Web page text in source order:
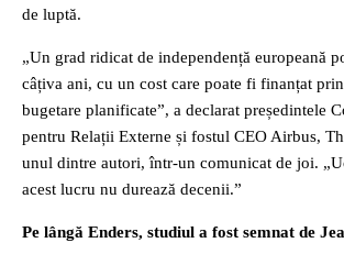
de luptă.
„Un grad ridicat de independență europeană
câțiva ani, cu un cost care poate fi finanțat
bugetare planificate”, a declarat președintele
pentru Relații Externe și fostul CEO Airbus,
unul dintre autori, într-un comunicat de joi.
acest lucru nu durează decenii.”
Pe lângă Enders, studiul a fost semnat de